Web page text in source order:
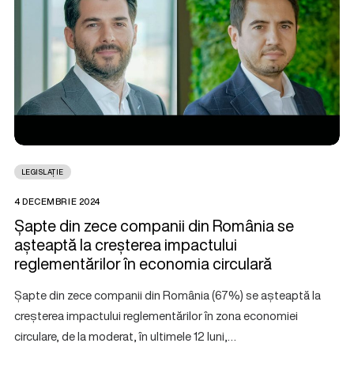
LEGISLAȚIE
4 DECEMBRIE 2024
Șapte din zece companii din România se
așteaptă la creșterea impactului
reglementărilor în economia circulară
Șapte din zece companii din România (67%) se așteaptă la
creșterea impactului reglementărilor în zona economiei
circulare, de la moderat, în ultimele 12 luni,…